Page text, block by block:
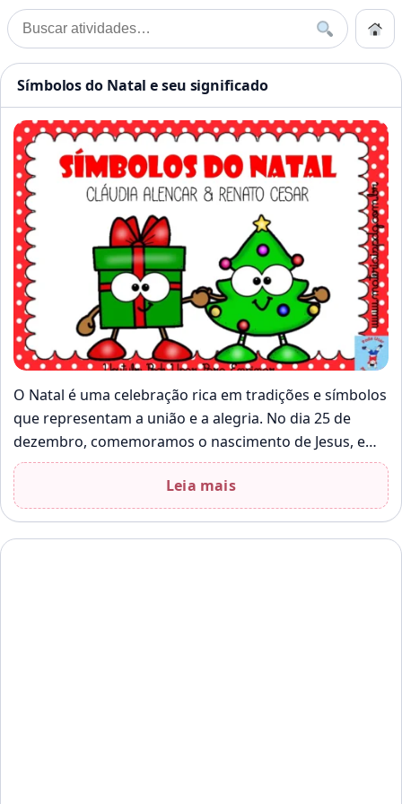
Pular para o conteúdo
Buscar por:
Buscar
Início
Início»Símbolos
Atividades Educação
Símbolos do Natal e seu significado
O Natal é uma celebração rica em tradições e símbolos
que representam a união e a alegria. No dia 25 de
dezembro, comemoramos o nascimento de Jesus, e…
Leia mais